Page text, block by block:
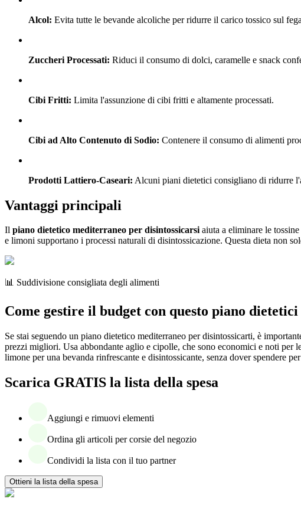
Alcol: Evita tutte le bevande alcoliche per ridurre il carico tossico sul
Zuccheri Processati: Riduci il consumo di dolci, caramelle e snack
Cibi Fritti: Limita l'assunzione di cibi fritti e altamente processati.
Cibi ad Alto Contenuto di Sodio: Contenere il consumo di alimenti
Prodotti Lattiero-Caseari: Alcuni piani dietetici consigliano di ridurre
Vantaggi principali
Il piano dietetico mediterraneo per disintossicarsiaiuta a eliminare le
e limoni supportano i processi naturali di disintossicazione. Questa dieta non
📊 Suddivisione consigliata degli alimenti
Come gestire il budget con questo piano dietetici
Se stai seguendo un piano dietetico mediterraneo per disintossicarti, è
prezzi migliori. Usa abbondante aglio e cipolle, che sono economici e noti per
limone per una bevanda rinfrescante e disintossicante, senza dover spendere
Scarica GRATIS la lista della spesa
Aggiungi e rimuovi elementi
Ordina gli articoli per corsie del negozio
Condividi la lista con il tuo partner
Ottieni la lista della spesa